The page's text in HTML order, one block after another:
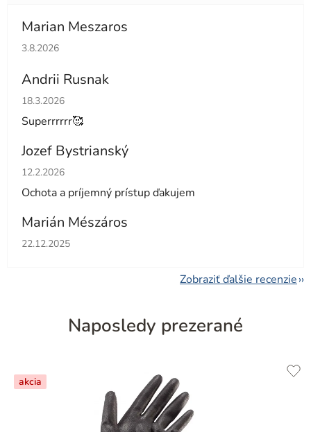
Marian Meszaros
Hodnotenie obchodu je 5 z 5 hviezdičiek.
3.8.2026
Andrii Rusnak
Hodnotenie obchodu je 5 z 5 hviezdičiek.
18.3.2026
Superrrrrr🥰
Jozef Bystrianský
Hodnotenie obchodu je 5 z 5 hviezdičiek.
12.2.2026
Ochota a príjemný prístup ďakujem
Marián Mészáros
Hodnotenie obchodu je 5 z 5 hviezdičiek.
22.12.2025
Zobraziť ďalšie recenzie
Naposledy prezerané
akcia